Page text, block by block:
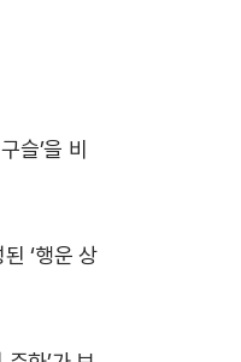
슬’을 비
‘행운 상